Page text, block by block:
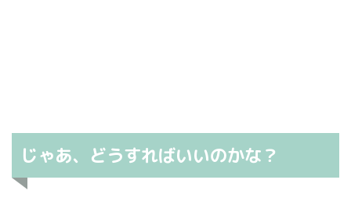
じゃあ、どうすればいいのかな？